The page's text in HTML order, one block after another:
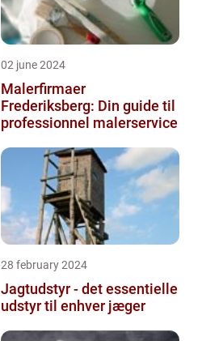
02 june 2024
Malerfirmaer
Frederiksberg: Din guide til
professionnel malerservice
28 february 2024
Jagtudstyr - det essentielle
udstyr til enhver jæger